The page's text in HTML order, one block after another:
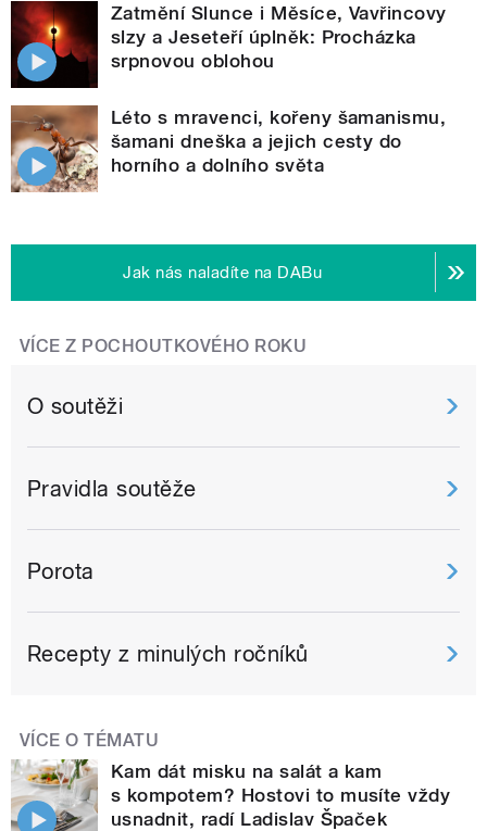
Zatmění Slunce i Měsíce, Vavřincovy
slzy a Jeseteří úplněk: Procházka
srpnovou oblohou
Léto s mravenci, kořeny šamanismu,
šamani dneška a jejich cesty do
horního a dolního světa
Jak nás naladíte na DABu
VÍCE Z POCHOUTKOVÉHO ROKU
O soutěži
Pravidla soutěže
Porota
Recepty z minulých ročníků
VÍCE O TÉMATU
Kam dát misku na salát a kam
s kompotem? Hostovi to musíte vždy
usnadnit, radí Ladislav Špaček